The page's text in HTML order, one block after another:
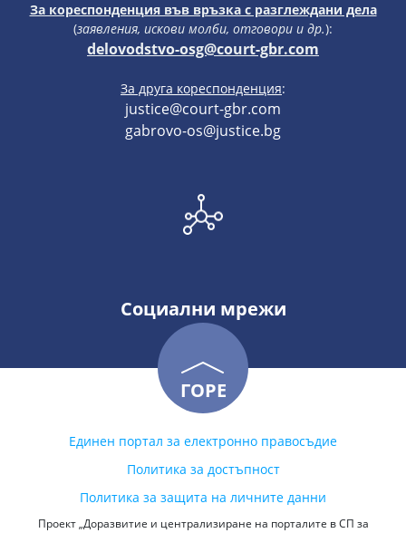
За кореспонденция във връзка с разглеждани дела
(заявления, искови молби, отговори и др.):
delovodstvo-osg@court-gbr.com
За друга кореспонденция:
justice@court-gbr.com
gabrovo-os@justice.bg
Социални мрежи
ГОРЕ
Единен портал за електронно правосъдие
Политика за достъпност
Политика за защита на личните данни
Проект „Доразвитие и централизиране на порталите в СП за